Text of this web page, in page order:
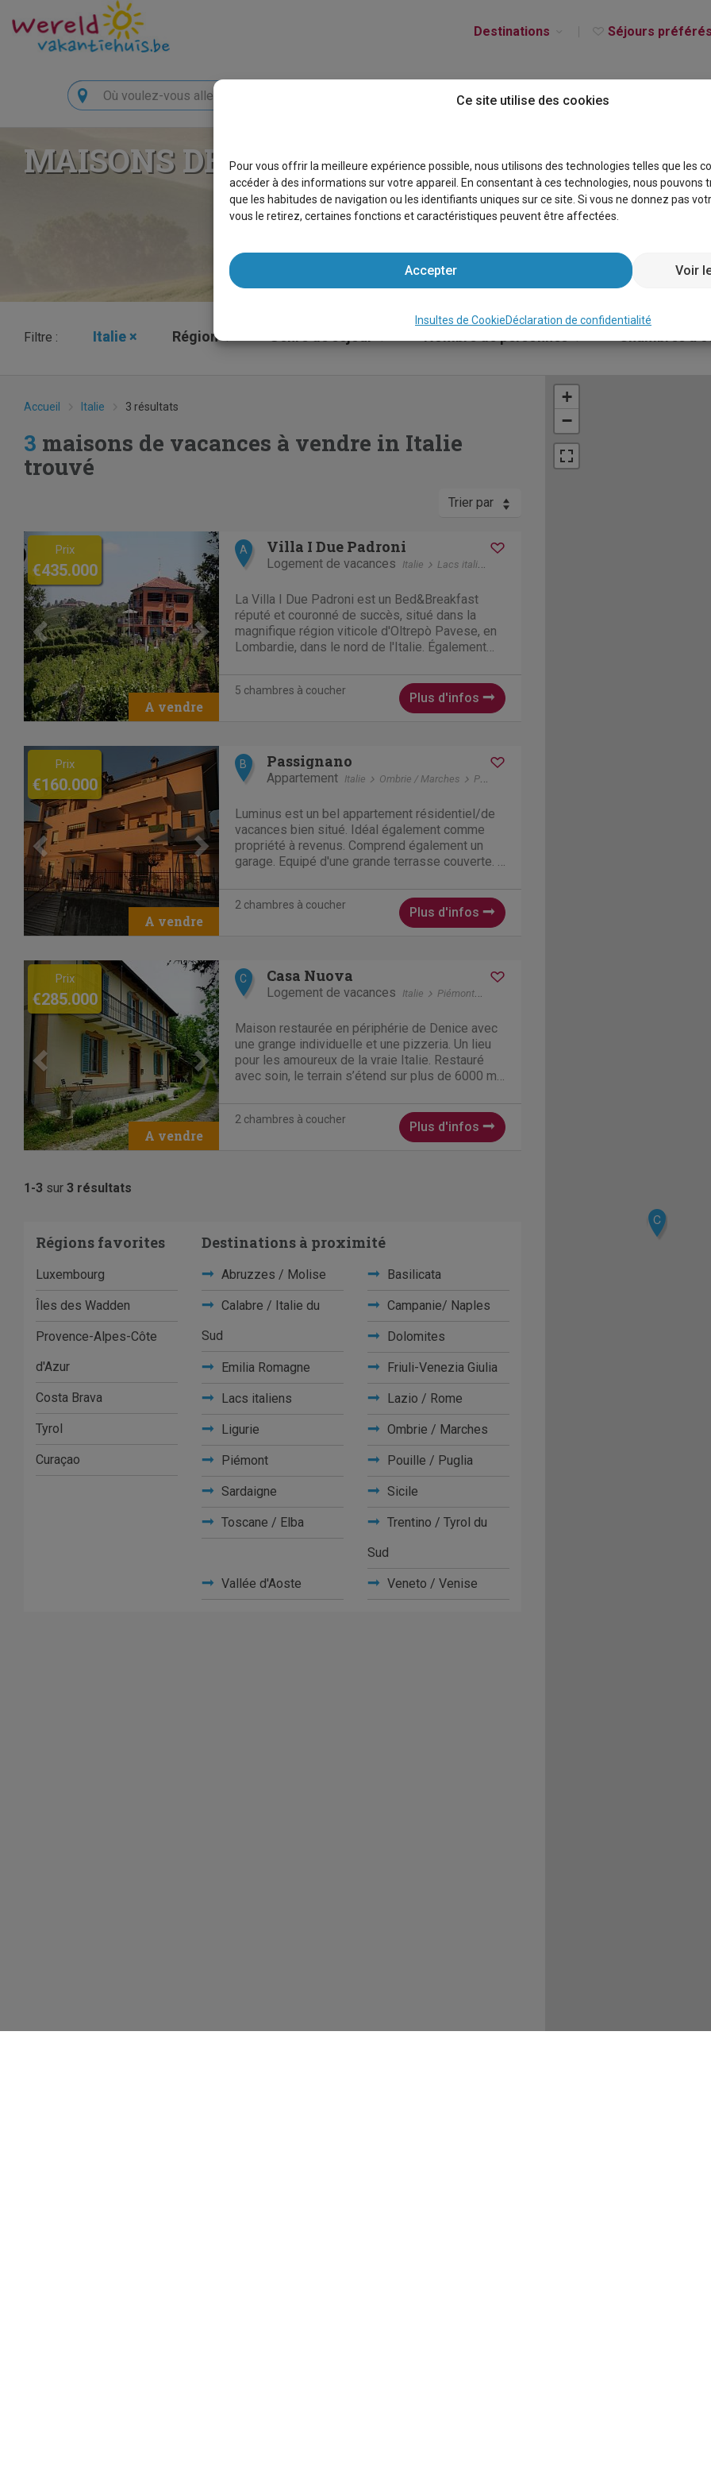
Destinations Séjours
Chercher
MAISONS DE VACANCES À VENDRE ITALIE
Filtre : Italie× Région
Accueil Italie 3 résultats
3 maisons de vacances à vendre in Italie
trouvé
Trier par
Previous Next
Prix
€435.000
A Villa I Due Padroni
Logement de vacances Italie Lacs italiens
La Villa I Due Padroni est un Bed&Breakfast
réputé et couronné de succès, situé dans la
magnifique région viticole d'Oltrepò Pavese, en
Lombardie, dans le nord de l'Italie. Également
lequel elle partage...
5 chambres à coucher Plus d'infos
Previous Next
Prix
€160.000
B Passignano
Appartement Italie Ombrie / Marches Passignano sul Trasimeno
Luminus est un bel appartement résidentiel/de
vacances bien situé. Idéal également comme
propriété à revenus. Comprend également un
garage. Equipé d'une grande terrasse couverte. A
amoureux de l'Italie. Base...
2 chambres à coucher Plus d'infos
Previous Next
Prix
€285.000
C Casa Nuova
Logement de vacances Italie Piémont
Maison restaurée en périphérie de Denice avec
une grange individuelle et une pizzeria. Un lieu
pour les amoureux de la vraie Italie. Restauré
avec soin, le terrain s’étend sur plus de 6000 m².
2 chambres à coucher Plus d'infos
1-3 sur 3 résultats
Régions favorites
Luxembourg
Îles des Wadden
Provence-Alpes-Côte
d'Azur
Costa Brava
Tyrol
Curaçao
Destinations à proximité
Abruzzes / Molise Basilicata
Calabre / Italie du
Sud
Campanie/ Naples
Dolomites
Emilia Romagne Friuli-Venezia Giulia
Lacs italiens Lazio / Rome
Ligurie Ombrie / Marches
Piémont Pouille / Puglia
Sardaigne Sicile
Toscane / Elba
Trentino / Tyrol du
Sud
Vallée d'Aoste Veneto / Venise
C
+
−
Ce site utilise des cookies
Pour vous offrir la meilleure expérience possible, nous utilisons des technologies telles que les
accéder à des informations sur votre appareil. En consentant à ces technologies, nous pouvons
que les habitudes de navigation ou les identifiants uniques sur ce site. Si vous ne donnez pas
vous le retirez, certaines fonctions et caractéristiques peuvent être affectées.
Accepter Voir
Insultes de CookieDéclaration de confidentialité